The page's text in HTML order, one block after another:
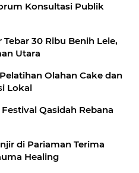
Konsultasi Publik
30 Ribu Benih Lele,
Utara
Olahan Cake dan
Lokal
Qasidah Rebana
di Pariaman Terima
Healing